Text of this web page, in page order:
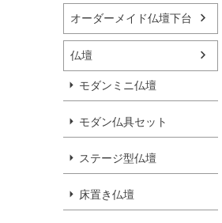
オーダーメイド仏壇下台
仏壇
モダンミニ仏壇
モダン仏具セット
ステージ型仏壇
床置き仏壇